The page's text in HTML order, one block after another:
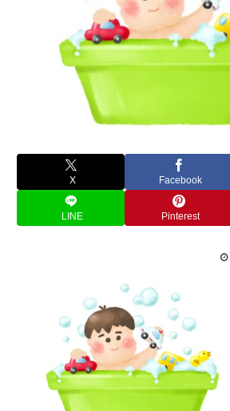
X Facebook
LINE Pinterest